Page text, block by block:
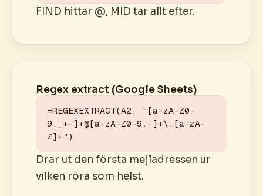
FIND hittar @, MID tar allt efter.
Regex extract (Google Sheets)
=REGEXEXTRACT(A2, "[a-zA-Z0-
9._+-]+@[a-zA-Z0-9.-]+\.[a-zA-
Z]+")
Drar ut den första mejladressen ur
vilken röra som helst.